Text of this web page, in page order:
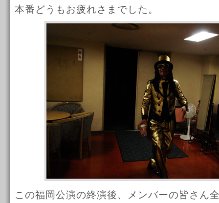
本番どうもお疲れさまでした。
この福岡公演の終演後、メンバーの皆さん